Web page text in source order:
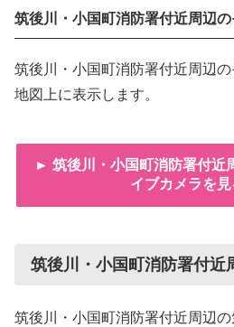
筑後川・小国町消防署付近周辺
筑後川・小国町消防署付近周辺
地図上に表示します。
► 筑後川・小国町消防署付近
イブカメラを見
筑後川・小国町消防署付近
筑後川・小国町消防署付近周辺